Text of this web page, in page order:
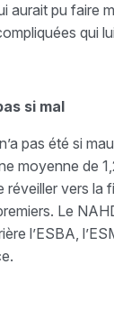
aurait pu faire
qui
si mal
pas été si
moyenne de
vers la
Le
l’ESBA,